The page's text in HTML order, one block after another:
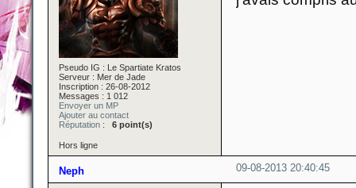
Pseudo IG : Le Spartiate Kratos
Serveur : Mer de Jade
Inscription : 26-08-2012
Messages : 1 012
Envoyer un MP
Ajouter au contact
Réputation : 6 point(s)
Hors ligne
09-08-2013 20:40:45
Neph